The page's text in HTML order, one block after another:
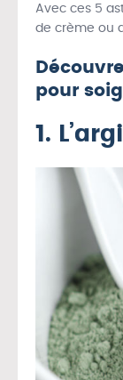
Avec ces 5
de crème ou
pour
1.